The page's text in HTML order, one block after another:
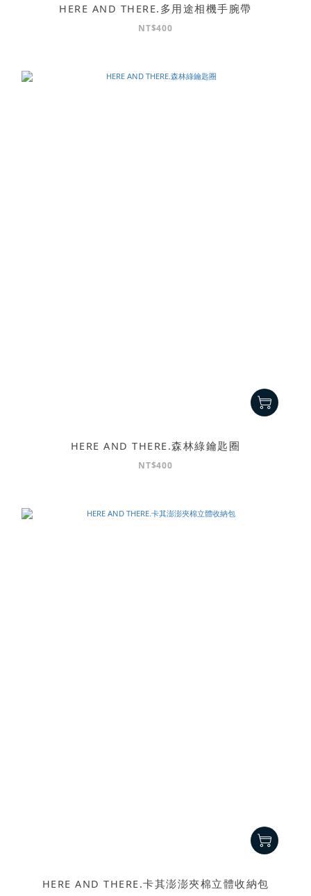
HERE AND THERE.多用途相機手腕帶
NT$400
HERE AND THERE.森林綠鑰匙圈
NT$400
HERE AND THERE.卡其澎澎夾棉立體收納包